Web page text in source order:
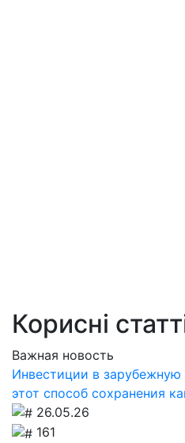
Корисні
Важная новость
Инвестиции в
этот способ сохранения
26.05.26
161